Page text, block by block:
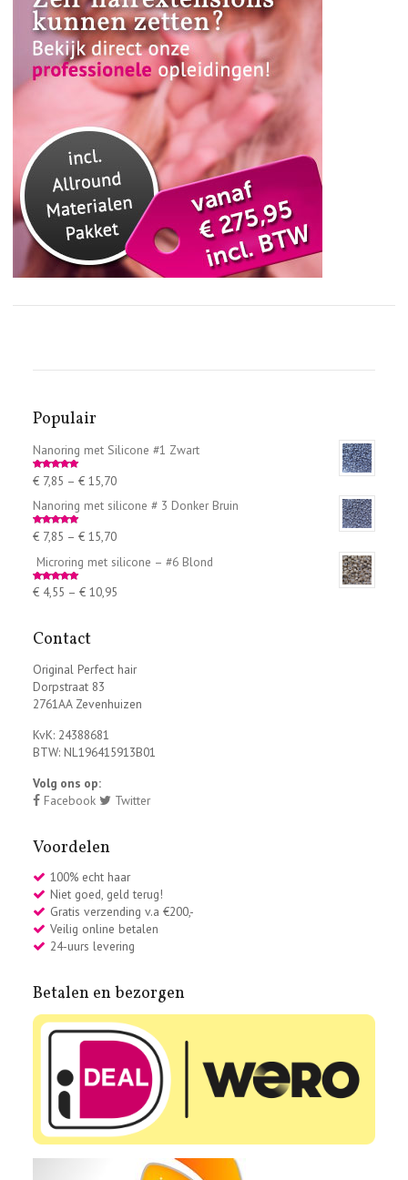
Populair
Nanoring met Silicone #1 Zwart
Rated5.00
out of 5
€7,85 – €15,70
Nanoring met silicone # 3 Donker Bruin
Rated5.00
out of 5
€7,85 – €15,70
Microring met silicone – #6 Blond
Rated5.00
out of 5
€4,55 – €10,95
Contact
Original Perfect hair
Dorpstraat 83
2761AA Zevenhuizen
KvK: 24388681
BTW: NL196415913B01
Volg ons op:
Facebook
Twitter
Voordelen
100% echt haar
Niet goed, geld terug!
Gratis verzending v.a €200,-
Veilig online betalen
24-uurs levering
Betalen en bezorgen